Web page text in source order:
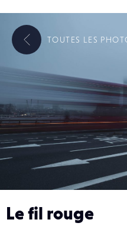
Le fil rouge
TOUTES LES